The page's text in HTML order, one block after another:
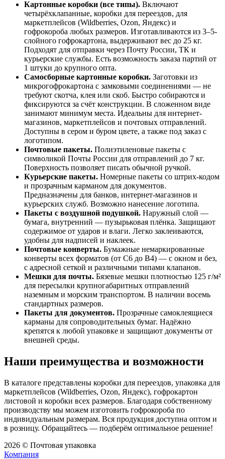
Картонные коробки (все типы). Включают
четырёхклапанные, коробки для переездов, для
маркетплейсов (Wildberries, Ozon, Яндекс) и
гофрокороба любых размеров. Изготавливаются из 3–5-
слойного гофрокартона, выдерживают вес до 25 кг.
Подходят для отправки через Почту России, ТК и
курьерские службы. Есть возможность заказа партий от
1 штуки до крупного опта.
Самосборные картонные коробки. Заготовки из
микрогофрокартона с замковыми соединениями — не
требуют скотча, клея или скоб. Быстро собираются и
фиксируются за счёт конструкции. В сложенном виде
занимают минимум места. Идеальны для интернет-
магазинов, маркетплейсов и почтовых отправлений.
Доступны в сером и буром цвете, а также под заказ с
логотипом.
Почтовые пакеты. Полиэтиленовые пакеты с
символикой Почты России для отправлений до 7 кг.
Поверхность позволяет писать обычной ручкой.
Курьерские пакеты. Номерные пакеты со штрих-кодом
и прозрачным карманом для документов.
Предназначены для банков, интернет-магазинов и
курьерских служб. Возможно нанесение логотипа.
Пакеты с воздушной подушкой. Наружный слой —
бумага, внутренний — пузырьковая плёнка. Защищают
содержимое от ударов и влаги. Легко заклеиваются,
удобны для надписей и наклеек.
Почтовые конверты. Бумажные немаркированные
конверты всех форматов (от С6 до В4) — с окном и без,
с адресной сеткой и различными типами клапанов.
Мешки для почты. Бязевые мешки плотностью 125 г/м²
для пересылки крупногабаритных отправлений
наземным и морским транспортом. В наличии восемь
стандартных размеров.
Пакеты для документов. Прозрачные самоклеящиеся
карманы для сопроводительных бумаг. Надёжно
крепятся к любой упаковке и защищают документы от
внешней среды.
Наши преимущества и возможности
В каталоге представлены коробки для переездов, упаковка для
маркетплейсов (Wildberries, Ozon, Яндекс), гофрокартон
листовой и коробки всех размеров. Благодаря собственному
производству мы можем изготовить гофрокороба по
индивидуальным размерам. Вся продукция доступна оптом и
в розницу. Обращайтесь — подберём оптимальное решение!
2026 © Почтовая упаковка
Компания